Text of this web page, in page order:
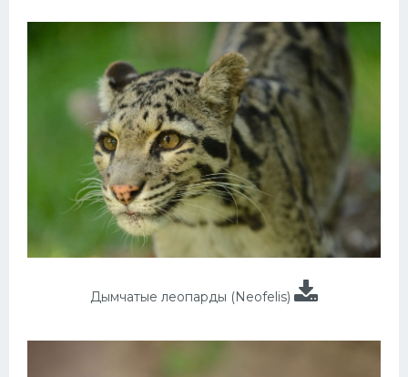
Дымчатые леопарды (Neofelis)